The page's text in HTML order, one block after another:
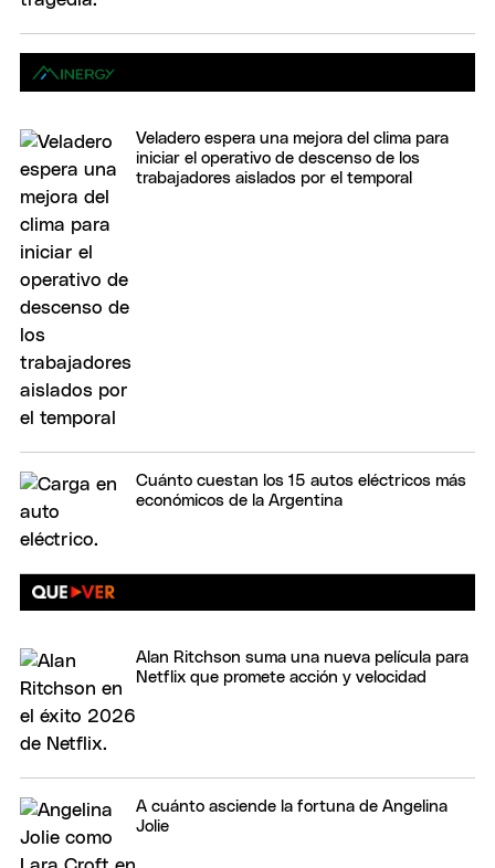
Veladero espera una mejora del clima para
iniciar el operativo de descenso de los
trabajadores aislados por el temporal
Cuánto cuestan los 15 autos eléctricos más
económicos de la Argentina
Alan Ritchson suma una nueva película para
Netflix que promete acción y velocidad
A cuánto asciende la fortuna de Angelina
Jolie